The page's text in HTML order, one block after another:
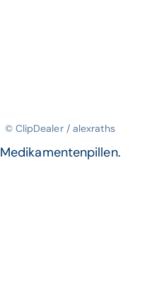
© ClipDealer / alexraths
Medikamentenpillen.